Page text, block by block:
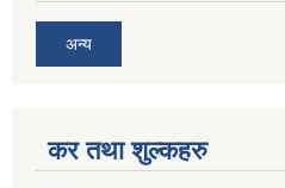
अन्य
कर तथा शुल्कहरु